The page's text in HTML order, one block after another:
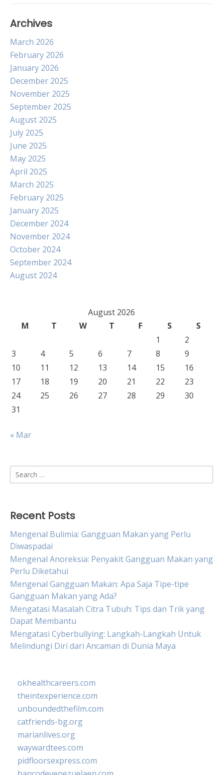
Archives
March 2026
February 2026
January 2026
December 2025
November 2025
September 2025
August 2025
July 2025
June 2025
May 2025
April 2025
March 2025
February 2025
January 2025
December 2024
November 2024
October 2024
September 2024
August 2024
August 2026
M
T W T F S
S
1
2
3
4 5 6 7 8
9
10
11 12 13 14 15
16
17
18 19 20 21 22
23
24
25 26 27 28 29
30
31
« Mar
Search
for:
Recent Posts
Mengenal Bulimia: Gangguan Makan yang Perlu
Diwaspadai
Mengenal Anoreksia: Penyakit Gangguan Makan yang
Perlu Diketahui
Mengenal Gangguan Makan: Apa Saja Tipe-tipe
Gangguan Makan yang Ada?
Mengatasi Masalah Citra Tubuh: Tips dan Trik yang
Dapat Membantu
Mengatasi Cyberbullying: Langkah-Langkah Untuk
Melindungi Diri dari Ancaman di Dunia Maya
okhealthcareers.com
theintexperience.com
unboundedthefilm.com
catfriends-bg.org
marianlives.org
waywardtees.com
pidfloorsexpress.com